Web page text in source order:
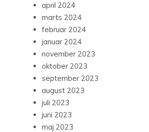
april 2024
marts 2024
februar 2024
januar 2024
november 2023
oktober 2023
september 2023
august 2023
juli 2023
juni 2023
maj 2023